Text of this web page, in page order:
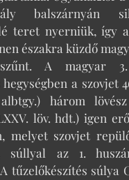
balszárnyán
teret nyerniük, így
északra küzdő
A magyar
a szovjet
három
löv. hdt.) igen
melyet szovjet
súllyal az 1.
tűzelőkészítés súlya